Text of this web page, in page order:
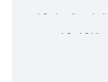
if